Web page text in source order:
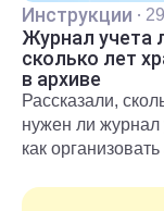
Инструкции ·
Журнал учета
сколько лет
в архиве
Рассказали,
нужен ли журнал
как